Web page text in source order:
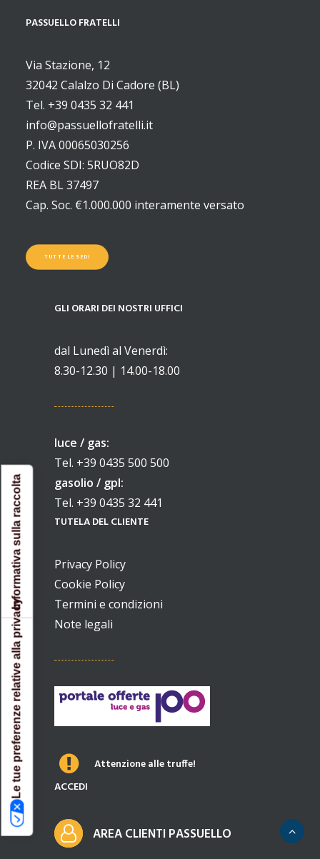
PASSUELLO FRATELLI
Via Stazione, 12
32042 Calalzo Di Cadore (BL)
Tel. +39 0435 32 441
info@passuellofratelli.it
P. IVA 00065030256
Codice SDI: 5RUO82D
REA BL 37497
Cap. Soc. €1.000.000 interamente versato
TUTTE LE SEDI
GLI ORARI DEI NOSTRI UFFICI
dal Lunedì al Venerdì:
8.30-12.30 | 14.00-18.00
luce / gas:
Tel. +39 0435 500 500
gasolio / gpl:
Tel. +39 0435 32 441
TUTELA DEL CLIENTE
Privacy Policy
Cookie Policy
Termini e condizioni
Note legali
Attenzione alle truffe!
ACCEDI
AREA CLIENTI PASSUELLO
Le tue preferenze relative alla privacy
Informativa sulla raccolta